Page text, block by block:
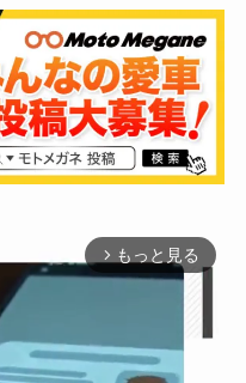
arrow_forward_ios もっと見る